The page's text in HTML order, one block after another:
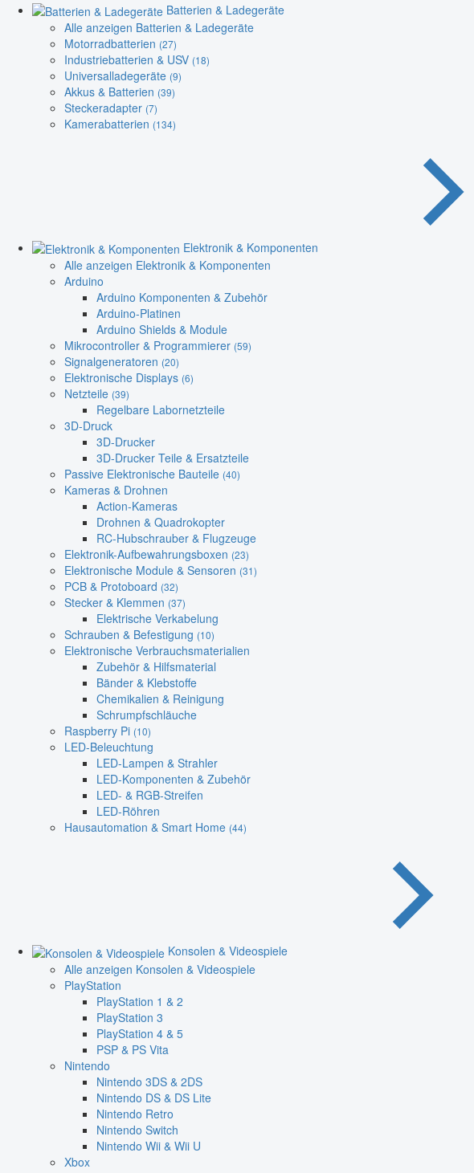
Batterien & Ladegeräte
Alle anzeigen Batterien & Ladegeräte
Motorradbatterien (27)
Industriebatterien & USV (18)
Universalladegeräte (9)
Akkus & Batterien (39)
Steckeradapter (7)
Kamerabatterien (134)
Elektronik & Komponenten
Alle anzeigen Elektronik & Komponenten
Arduino
Arduino Komponenten & Zubehör
Arduino-Platinen
Arduino Shields & Module
Mikrocontroller & Programmierer (59)
Signalgeneratoren (20)
Elektronische Displays (6)
Netzteile (39)
Regelbare Labornetzteile
3D-Druck
3D-Drucker
3D-Drucker Teile & Ersatzteile
Passive Elektronische Bauteile (40)
Kameras & Drohnen
Action-Kameras
Drohnen & Quadrokopter
RC-Hubschrauber & Flugzeuge
Elektronik-Aufbewahrungsboxen (23)
Elektronische Module & Sensoren (31)
PCB & Protoboard (32)
Stecker & Klemmen (37)
Elektrische Verkabelung
Schrauben & Befestigung (10)
Elektronische Verbrauchsmaterialien
Zubehör & Hilfsmaterial
Bänder & Klebstoffe
Chemikalien & Reinigung
Schrumpfschläuche
Raspberry Pi (10)
LED-Beleuchtung
LED-Lampen & Strahler
LED-Komponenten & Zubehör
LED- & RGB-Streifen
LED-Röhren
Hausautomation & Smart Home (44)
Konsolen & Videospiele
Alle anzeigen Konsolen & Videospiele
PlayStation
PlayStation 1 & 2
PlayStation 3
PlayStation 4 & 5
PSP & PS Vita
Nintendo
Nintendo 3DS & 2DS
Nintendo DS & DS Lite
Nintendo Retro
Nintendo Switch
Nintendo Wii & Wii U
Xbox